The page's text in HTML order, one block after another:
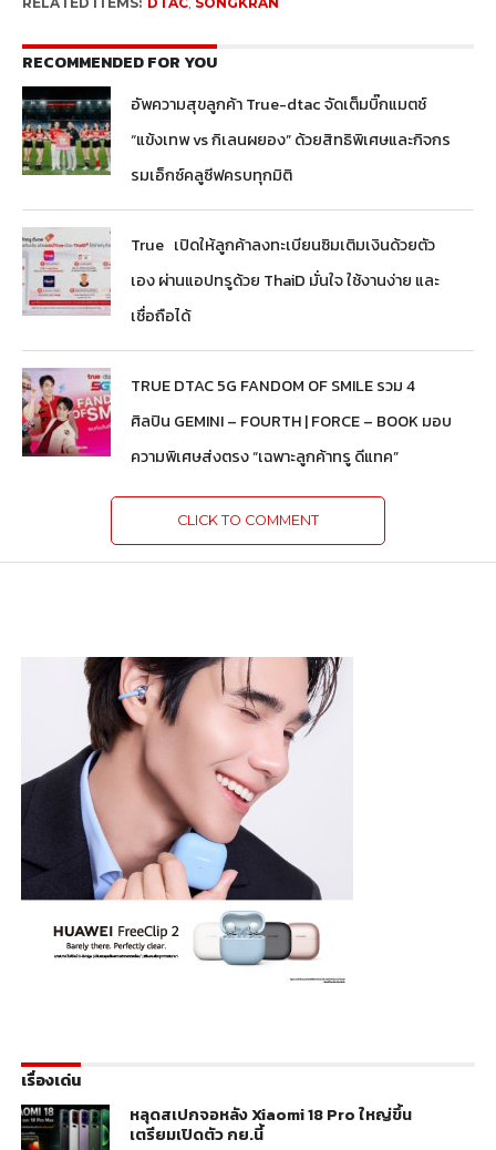
RECOMMENDED FOR YOU
อัพความสุขลูกค้า True-dtac จัดเต็มบิ๊กแมตช์
“แข้งเทพ vs กิเลนผยอง” ด้วยสิทธิพิเศษและกิจกร
รมเอ็กซ์คลูซีฟครบทุกมิติ
True เปิดให้ลูกค้าลงทะเบียนซิมเติมเงินด้วยตัว
เอง ผ่านแอปทรูด้วย ThaiD มั่นใจ ใช้งานง่าย และ
เชื่อถือได้
TRUE DTAC 5G FANDOM OF SMILE รวม 4
ศิลปิน GEMINI – FOURTH | FORCE – BOOK มอบ
ความพิเศษส่งตรง “เฉพาะลูกค้าทรู ดีแทค”
CLICK TO COMMENT
เรื่องเด่น
หลุดสเปกจอหลัง Xiaomi 18 Pro ใหญ่ขึ้น
เตรียมเปิดตัว กย.นี้